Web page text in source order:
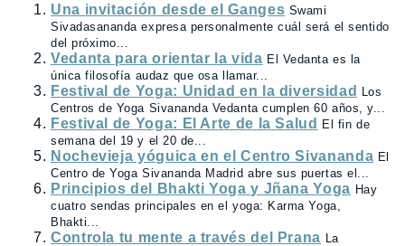
Una invitación desde el Ganges Swami
Sivadasananda expresa personalmente cuál será el sentido
del próximo...
Vedanta para orientar la vida El Vedanta es la
única filosofía audaz que osa llamar...
Festival de Yoga: Unidad en la diversidad Los
Centros de Yoga Sivananda Vedanta cumplen 60 años, y...
Festival de Yoga: El Arte de la Salud El fin de
semana del 19 y el 20 de...
Nochevieja yóguica en el Centro Sivananda El
Centro de Yoga Sivananda Madrid abre sus puertas el...
Principios del Bhakti Yoga y Jñana Yoga Hay
cuatro sendas principales en el yoga: Karma Yoga,
Bhakti...
Controla tu mente a través del Prana La